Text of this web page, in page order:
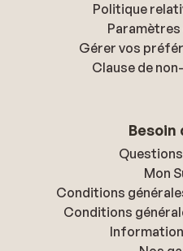
Politique
Gérer vos
Clause de
Besoin
Mon
Conditions
Conditions